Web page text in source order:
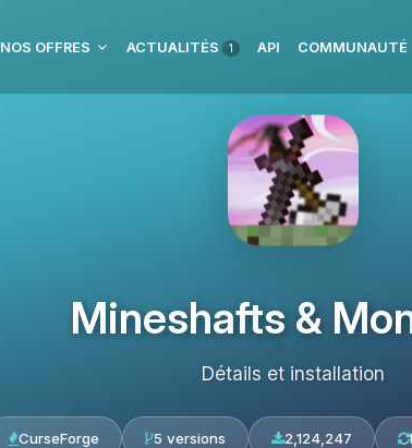
NOS OFFRES ACTUALITÉS 1 API COMMUNAUTÉ
Mineshafts &
Détails et installation
CurseForge 5 versions 2,124,247